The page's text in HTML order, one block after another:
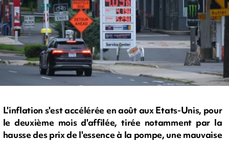
L'inflation s'est accélérée en août aux Etats-Unis, pour
le deuxième mois d'affilée, tirée notamment par la
hausse des prix de l'essence à la pompe, une mauvaise